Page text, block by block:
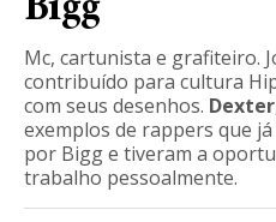
Mc, cartunista e grafiteiro.
contribuído para cultura
com seus desenhos. Dexter
exemplos de rappers que
por Bigg e tiveram a
trabalho pessoalmente.